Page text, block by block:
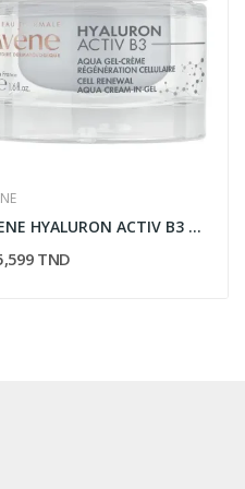
AVENE HYALURON ACTIV B3 AQUA GEL-CREME...
TND